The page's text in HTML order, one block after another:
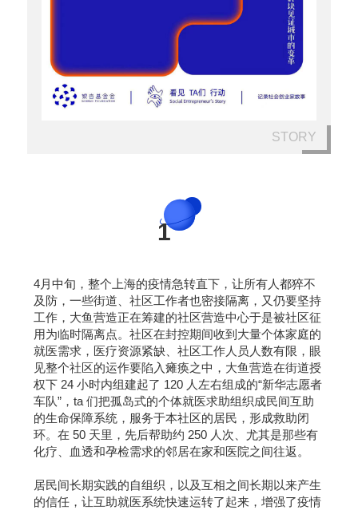
STORY
1
4月中旬，整个上海的疫情急转直下，让所有人都猝不
及防，一些街道、社区工作者也密接隔离，又仍要坚持
工作，大鱼营造正在筹建的社区营造中心于是被社区征
用为临时隔离点。社区在封控期间收到大量个体家庭的
就医需求，医疗资源紧缺、社区工作人员人数有限，眼
见整个社区的运作要陷入瘫痪之中，大鱼营造在街道授
权下 24 小时内组建起了 120 人左右组成的“新华志愿者
车队”，ta 们把孤岛式的个体就医求助组织成民间互助
的生命保障系统，服务于本社区的居民，形成救助闭
环。在 50 天里，先后帮助约 250 人次、尤其是那些有
化疗、血透和孕检需求的邻居在家和医院之间往返。
居民间长期实践的自组织，以及互相之间长期以来产生
的信任，让互助就医系统快速运转了起来，增强了疫情